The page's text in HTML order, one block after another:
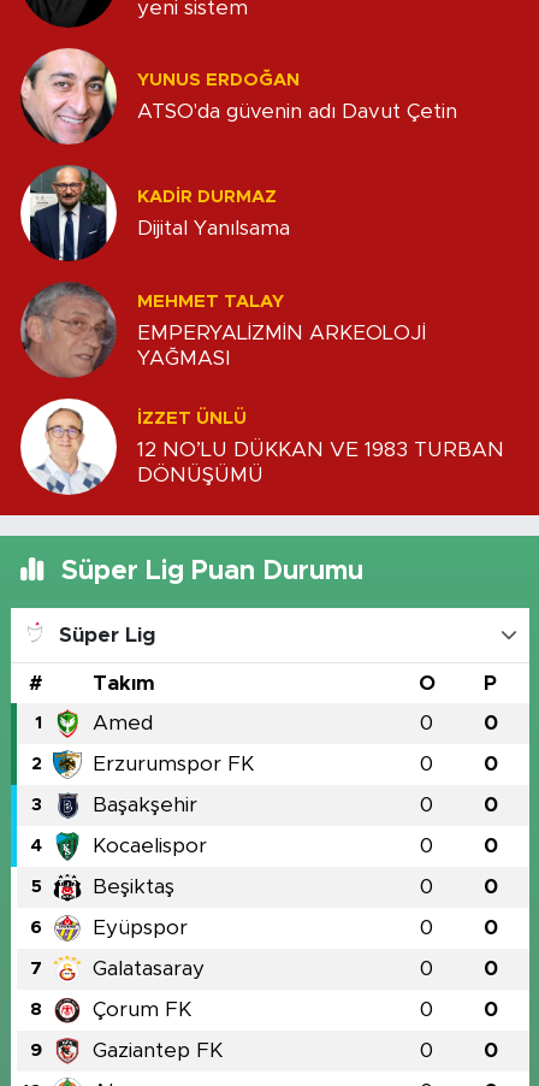
yeni sistem
YUNUS ERDOĞAN
ATSO'da güvenin adı Davut Çetin
KADIR DURMAZ
Dijital Yanılsama
MEHMET TALAY
EMPERYALİZMİN ARKEOLOJİ
YAĞMASI
İZZET ÜNLÜ
12 NO’LU DÜKKAN VE 1983 TURBAN
DÖNÜŞÜMÜ
Süper Lig Puan Durumu
Süper Lig
# Takım O P
1 Amed 0 0
2 Erzurumspor FK 0 0
3 Başakşehir 0 0
4 Kocaelispor 0 0
5 Beşiktaş 0 0
6 Eyüpspor 0 0
7 Galatasaray 0 0
8 Çorum FK 0 0
9 Gaziantep FK 0 0